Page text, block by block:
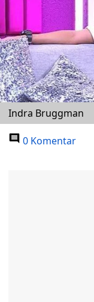
Indra Bruggman
0 Komentar